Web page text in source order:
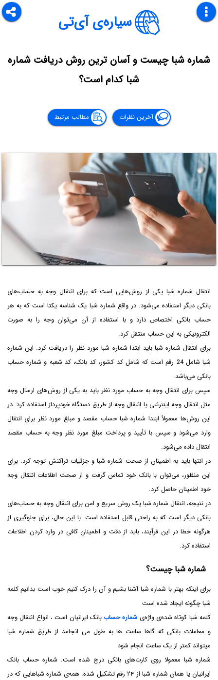
سیاره‌ی آی‌تی
شماره شبا چیست و آسان ترین روش دریافت شماره
شبا کدام است؟
آخرین نظرات مطالب مرتبط
انتقال شماره شبا یکی از روش‌هایی است که برای انتقال وجه به حساب‌های
بانکی دیگر استفاده می‌شود. در واقع شماره شبا یک شناسه یکتا است که به هر
حساب بانکی اختصاص دارد و با استفاده از آن می‌توان وجه را به صورت
الکترونیکی به این حساب منتقل کرد.
برای انتقال شماره شبا باید ابتدا شماره شبا مورد نظر را دریافت کرد. این شماره
شبا شامل 24 رقم است که شامل کد کشور، کد بانک، کد شعبه و شماره حساب
بانکی می‌باشد.
سپس برای انتقال وجه به حساب مورد نظر باید به یکی از روش‌های ارسال وجه
مثل انتقال وجه اینترنتی یا انتقال وجه از طریق دستگاه خودپرداز استفاده کرد. در
این روش‌ها معمولاً ابتدا شماره شبا حساب مقصد و مبلغ مورد نظر برای انتقال
وارد می‌شود و سپس با تأیید و پرداخت مبلغ مورد نظر وجه به حساب مقصد
انتقال داده می‌شود.
در انتها باید به اطمینان از صحت شماره شبا و جزئیات تراکنش توجه کرد. برای
این منظور، می‌توان با بانک خود تماس گرفت و از صحت اطلاعات انتقال وجه
خود اطمینان حاصل کرد.
در نتیجه، انتقال شماره شبا یک روش سریع و امن برای انتقال وجه به حساب‌های
بانکی دیگر است که به راحتی قابل استفاده است. با این حال، برای جلوگیری از
هرگونه خطا در این فرآیند، باید از دقت و اطمینان کافی در وارد کردن اطلاعات
استفاده کرد.
شماره شبا چیست؟
برای اینکه بهتر با شماره شبا آشنا بشیم و آن را درک کنیم خوب است بدانیم کلمه
شبا چگونه ایجاد شده است
کلمه شبا کوتاه شده‌ی واژه‌ی شماره حساب بانک ایرانیان است ، انواع انتقال وجه
و معاملات بانکی که گاها ساعت ها به طول می انجامد از طریق شماره شبا
میتواند کمتر از یک ساعت انجام شود
شماره شبا معمولا روی کارت‌های بانکی درج شده است. شماره حساب بانک
ایرانیان یا همان شماره شبا از ۲۴ رقم تشکیل شده. همه‌ی شماره شباهایی که در